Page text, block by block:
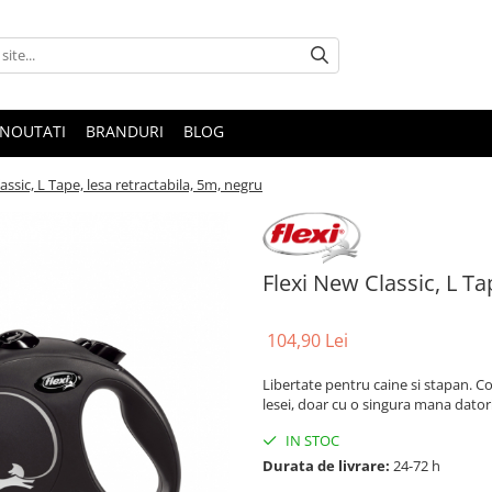
NOUTATI BRANDURI BLOG
L Tape, lesa retractabila, 5m, negru
Flexi New Classic, L
104,90 Lei
Libertate pentru caine si stapan.
lesei, doar cu o singura mana
IN STOC
Durata de livrare: 24-72 h